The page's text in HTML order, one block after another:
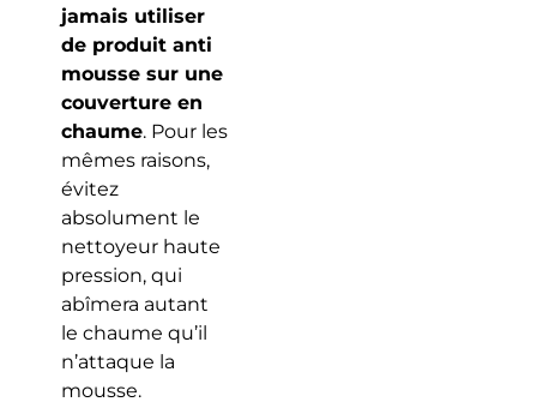
jamais utiliser
de produit anti
mousse sur une
couverture en
chaume. Pour les
mêmes raisons,
évitez
absolument le
nettoyeur haute
pression, qui
abîmera autant
le chaume qu’il
n’attaque la
mousse.